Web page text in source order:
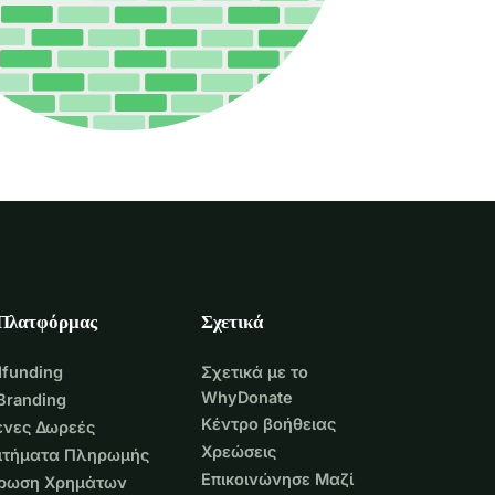
Δωρεές
Πληρωμής
Χρημάτων
Σχετικά
Σχετικά με το
WhyDonate
Κέντρο βοήθειας
Χρεώσεις
Επικοινώνησε Μαζί